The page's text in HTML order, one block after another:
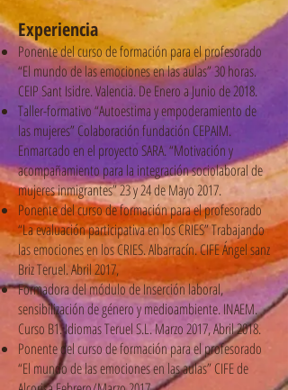
Experiencia
Ponente del curso de formación para el profesorado
“El mundo de las emociones en las aulas” 30 horas.
CEIP Sant Isidre. Valencia. De Enero a Junio de 2018.
Taller-formativo “Autoestima y empoderamiento de
las mujeres” Colaboración fundación CEPAIM.
Enmarcado en el proyecto SARA. “Motivación y
acompañamiento para la integración sociolaboral de
mujeres inmigrantes” 23 y 24 de Mayo 2017.
Ponente del curso de formación para el profesorado
“La evaluación participativa en los CRIES” Trabajando
las emociones en los CRIES. Albarracín. CIFE Ángel sanz
Briz Teruel. Abril 2017,
Formadora del módulo de Inserción laboral,
sensibilización de género y medioambiente. INAEM.
Curso B1. Idiomas Teruel S.L. Marzo 2017, Abril 2018.
Ponente del curso de formación para el profesorado
“El mundo de las emociones en las aulas” CIFE de